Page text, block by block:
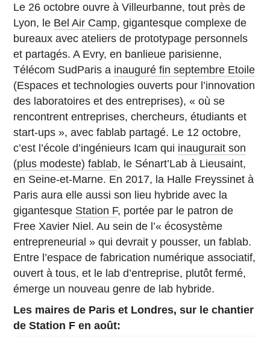
Le 26 octobre ouvre à Villeurbanne, tout près de
Lyon, le Bel Air Camp, gigantesque complexe de
bureaux avec ateliers de prototypage personnels
et partagés. A Evry, en banlieue parisienne,
Télécom SudParis a inauguré fin septembre Etoile
(Espaces et technologies ouverts pour l’innovation
des laboratoires et des entreprises), « où se
rencontrent entreprises, chercheurs, étudiants et
start-ups », avec fablab partagé. Le 12 octobre,
c’est l’école d’ingénieurs Icam qui inaugurait son
(plus modeste) fablab, le Sénart’Lab à Lieusaint,
en Seine-et-Marne. En 2017, la Halle Freyssinet à
Paris aura elle aussi son lieu hybride avec la
gigantesque Station F, portée par le patron de
Free Xavier Niel. Au sein de l’« écosystème
entrepreneurial » qui devrait y pousser, un fablab.
Entre l’espace de fabrication numérique associatif,
ouvert à tous, et le lab d’entreprise, plutôt fermé,
émerge un nouveau genre de lab hybride.
Les maires de Paris et Londres, sur le chantier
de Station F en août: